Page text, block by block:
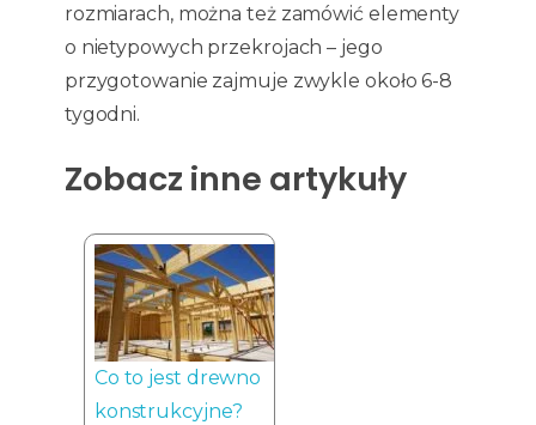
rozmiarach, można też zamówić elementy
o nietypowych przekrojach – jego
przygotowanie zajmuje zwykle około 6-8
tygodni.
Zobacz inne artykuły
Co to jest drewno
konstrukcyjne?